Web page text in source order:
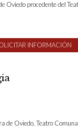
Oviedo procedente del
INFORMACIÓN
de Oviedo, Teatro